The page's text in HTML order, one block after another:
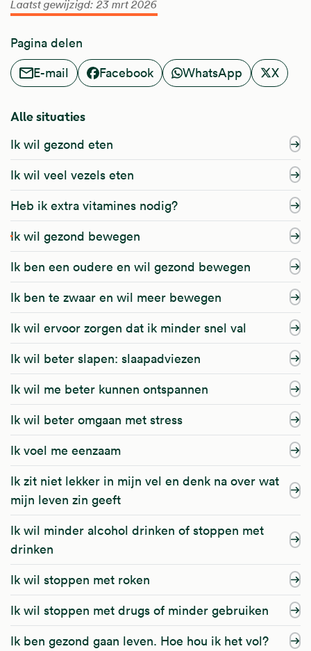
Laatst gewijzigd: 23 mrt 2026
Pagina delen
E-mail
Facebook WhatsApp X
Alle situaties
Ik wil gezond eten
Ik wil veel vezels eten
Heb ik extra vitamines nodig?
Ik wil gezond bewegen
Ik ben een oudere en wil gezond bewegen
Ik ben te zwaar en wil meer bewegen
Ik wil ervoor zorgen dat ik minder snel val
Ik wil beter slapen: slaapadviezen
Ik wil me beter kunnen ontspannen
Ik wil beter omgaan met stress
Ik voel me eenzaam
Ik zit niet lekker in mijn vel en denk na over wat
mijn leven zin geeft
Ik wil minder alcohol drinken of stoppen met
drinken
Ik wil stoppen met roken
Ik wil stoppen met drugs of minder gebruiken
Ik ben gezond gaan leven. Hoe hou ik het vol?